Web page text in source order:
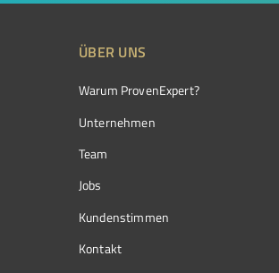
ÜBER UNS
Warum ProvenExpert?
Unternehmen
Team
Jobs
Kundenstimmen
Kontakt